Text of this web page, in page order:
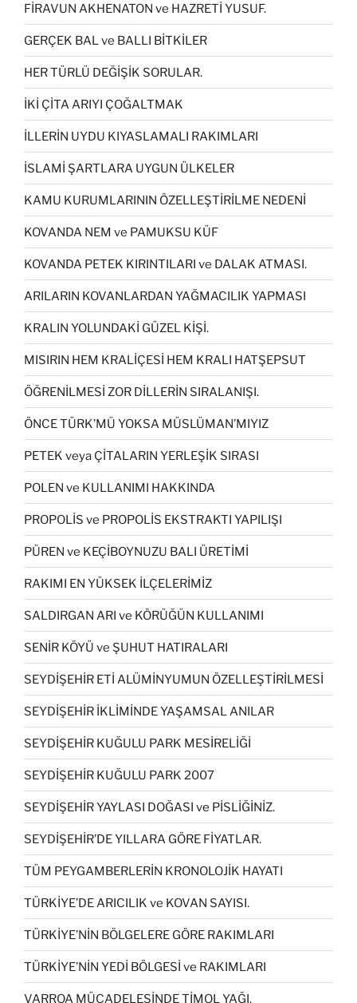
FİRAVUN AKHENATON ve HAZRETİ YUSUF.
GERÇEK BAL ve BALLI BİTKİLER
HER TÜRLÜ DEĞİŞİK SORULAR.
İKİ ÇİTA ARIYI ÇOĞALTMAK
İLLERİN UYDU KIYASLAMALI RAKIMLARI
İSLAMİ ŞARTLARA UYGUN ÜLKELER
KAMU KURUMLARININ ÖZELLEŞTİRİLME NEDENİ
KOVANDA NEM ve PAMUKSU KÜF
KOVANDA PETEK KIRINTILARI ve DALAK ATMASI.
ARILARIN KOVANLARDAN YAĞMACILIK YAPMASI
KRALIN YOLUNDAKİ GÜZEL KİŞİ.
MISIRIN HEM KRALİÇESİ HEM KRALI HATŞEPSUT
ÖĞRENİLMESİ ZOR DİLLERİN SIRALANIŞI.
ÖNCE TÜRK’MÜ YOKSA MÜSLÜMAN’MIYIZ
PETEK veya ÇİTALARIN YERLEŞİK SIRASI
POLEN ve KULLANIMI HAKKINDA
PROPOLİS ve PROPOLİS EKSTRAKTI YAPILIŞI
PÜREN ve KEÇİBOYNUZU BALI ÜRETİMİ
RAKIMI EN YÜKSEK İLÇELERİMİZ
SALDIRGAN ARI ve KÖRÜĞÜN KULLANIMI
SENİR KÖYÜ ve ŞUHUT HATIRALARI
SEYDİŞEHİR ETİ ALÜMİNYUMUN ÖZELLEŞTİRİLMESİ
SEYDİŞEHİR İKLİMİNDE YAŞAMSAL ANILAR
SEYDİŞEHİR KUĞULU PARK MESİRELİĞİ
SEYDİŞEHİR KUĞULU PARK 2007
SEYDİŞEHİR YAYLASI DOĞASI ve PİSLİĞİNİZ.
SEYDİŞEHİR’DE YILLARA GÖRE FİYATLAR.
TÜM PEYGAMBERLERİN KRONOLOJİK HAYATI
TÜRKİYE’DE ARICILIK ve KOVAN SAYISI.
TÜRKİYE’NİN BÖLGELERE GÖRE RAKIMLARI
TÜRKİYE’NİN YEDİ BÖLGESİ ve RAKIMLARI
VARROA MÜCADELESİNDE TİMOL YAĞI.